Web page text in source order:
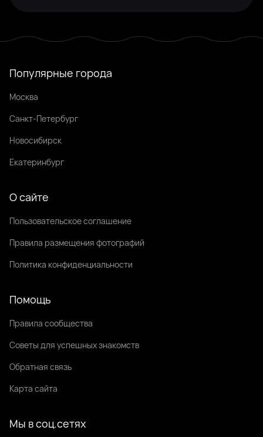
Популярные города
Москва
Санкт-Петербург
Новосибирск
Екатеринбург
О сайте
Пользовательское соглашение
Правила размещения фотографий
Политика конфиденциальности
Помощь
Правила сообщества
Советы для успешных знакомств
Обратная связь
Карта сайта
Мы в соц.сетях